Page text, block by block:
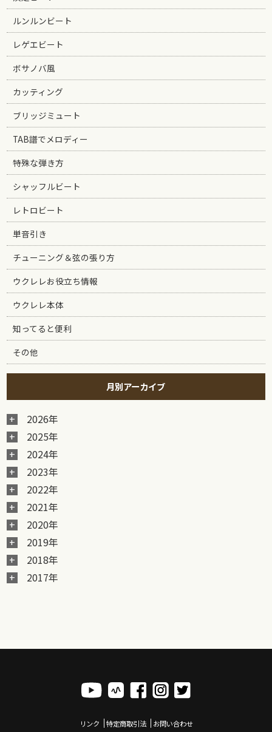
ルンルンビート
レゲエビート
ボサノバ風
カッティング
ブリッジミュート
TAB譜でメロディー
特殊な弾き方
シャッフルビート
レトロビート
単音引き
チューニング＆弦の張り方
ウクレレお役立ち情報
ウクレレ本体
知ってると便利
その他
月別アーカイブ
2026年
2025年
2024年
2023年
2022年
2021年
2020年
2019年
2018年
2017年
リンク 特定商取引法 お問い合わせ